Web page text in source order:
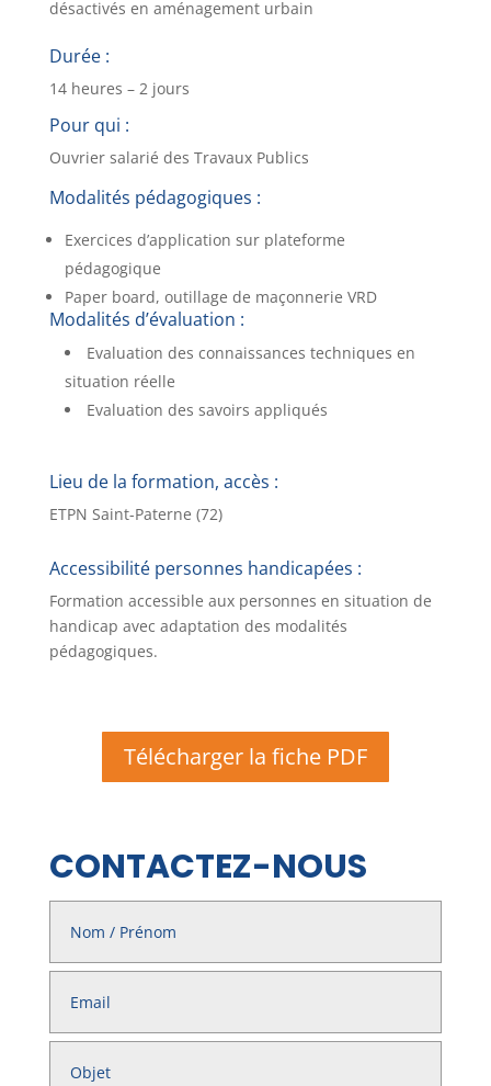
désactivés en aménagement urbain
Durée :
14 heures – 2 jours
Pour qui :
Ouvrier salarié des Travaux Publics
Modalités pédagogiques :
Exercices d’application sur plateforme
pédagogique
Paper board, outillage de maçonnerie VRD
Modalités d’évaluation :
Evaluation des connaissances techniques en
situation réelle
Evaluation des savoirs appliqués
Lieu de la formation, accès :
ETPN Saint-Paterne (72)
Accessibilité personnes handicapées :
Formation accessible aux personnes en situation de
handicap avec adaptation des modalités
pédagogiques.
Télécharger la fiche PDF
CONTACTEZ-NOUS